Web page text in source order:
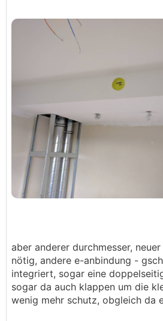
aber anderer durchmesser,
nötig, andere e-anbindung -
integriert, sogar eine
sogar da auch klappen um die
wenig mehr schutz, obgleich da